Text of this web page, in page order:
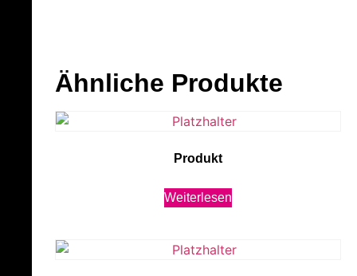
Ähnliche Produkte
Produkt
Weiterlesen